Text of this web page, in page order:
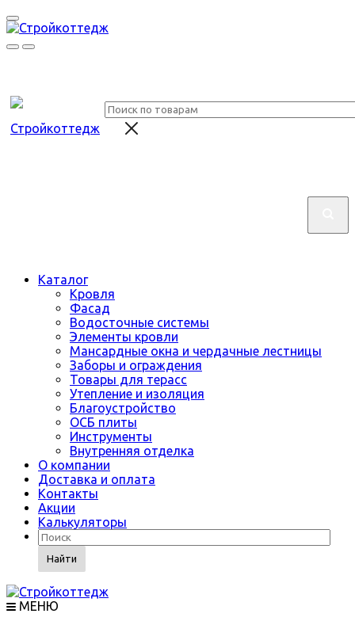
Каталог
Кровля
Фасад
Водосточные системы
Элементы кровли
Мансардные окна и чердачные лестницы
Заборы и ограждения
Товары для терасс
Утепление и изоляция
Благоустройство
ОСБ плиты
Инструменты
Внутренняя отделка
О компании
Доставка и оплата
Контакты
Акции
Калькуляторы
Найти
МЕНЮ